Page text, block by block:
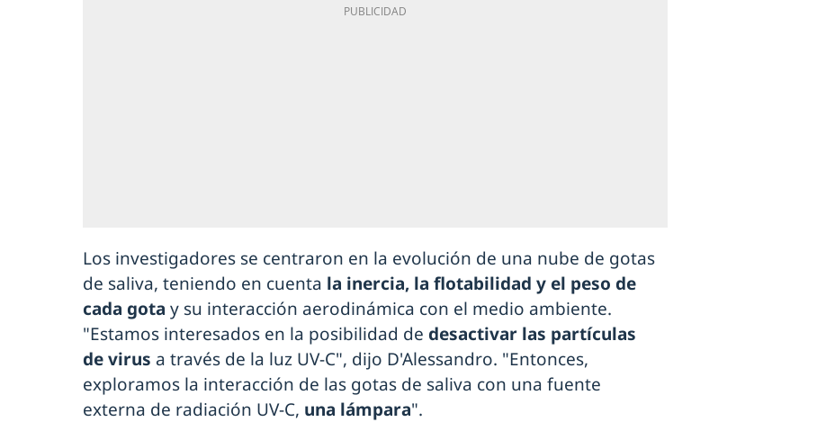
Los investigadores se centraron en la evolución de una nube de gotas
de saliva, teniendo en cuenta la inercia, la flotabilidad y el peso de
cada gota y su interacción aerodinámica con el medio ambiente.
"Estamos interesados en la posibilidad de desactivar las partículas
de virus a través de la luz UV-C", dijo D'Alessandro. "Entonces,
exploramos la interacción de las gotas de saliva con una fuente
externa de radiación UV-C, una lámpara".